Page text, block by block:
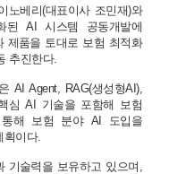
노베리(대표이사 조민재)와
된 AI 시스템 공동개발에
제품을 토대로 보험 최적화
추진한다.
AI Agent, RAG(생성형AI),
심 AI 기술을 포함해 보험
해 보험 분야 AI 도입을
이다.
기술력을 보유하고 있으며,